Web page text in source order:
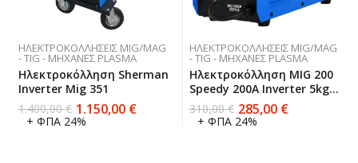
ΗΛΕΚΤΡΟΚΟΛΛΉΣΕΙΣ MIG/MAG
- TIG - ΜΗΧΑΝΈΣ PLASMA
Ηλεκτροκόλληση Sherman
Inverter Mig 351
1.400,00€ 1.150,00 €
+ ΦΠΑ 24%
ΗΛΕΚΤΡΟΚΟΛΛΉΣΕΙΣ MIG/MAG
- TIG - ΜΗΧΑΝΈΣ PLASMA
Ηλεκτροκόλληση MIG 200
Speedy 200A Inverter 5kg
Spool
310,00€ 285,00 €
+ ΦΠΑ 24%